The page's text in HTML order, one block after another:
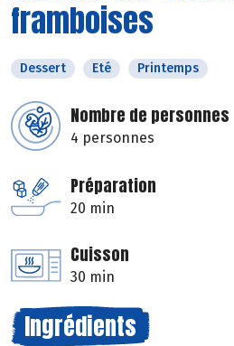
framboises
Dessert Eté Printemps
Nombre de personnes
4 personnes
Préparation
20 min
Cuisson
30 min
Ingrédients